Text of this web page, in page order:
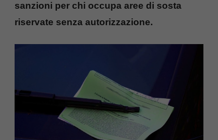
sanzioni per chi occupa aree di sosta
riservate senza autorizzazione.